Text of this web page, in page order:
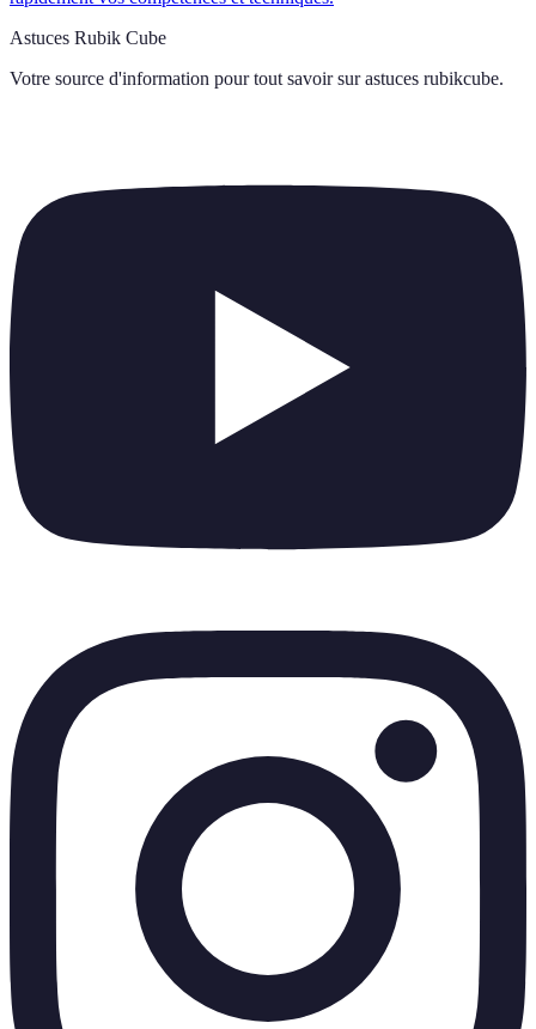
Astuces Rubik Cube
Votre source d'information pour tout savoir sur astuces rubikcube.